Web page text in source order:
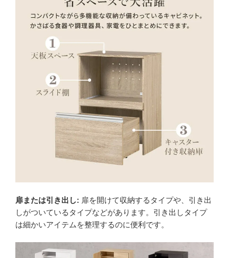
扉または引き出し: 扉を開けて収納するタイプや、引き出
しがついているタイプなどがあります。引き出しタイプ
は細かいアイテムを整理するのに便利です。